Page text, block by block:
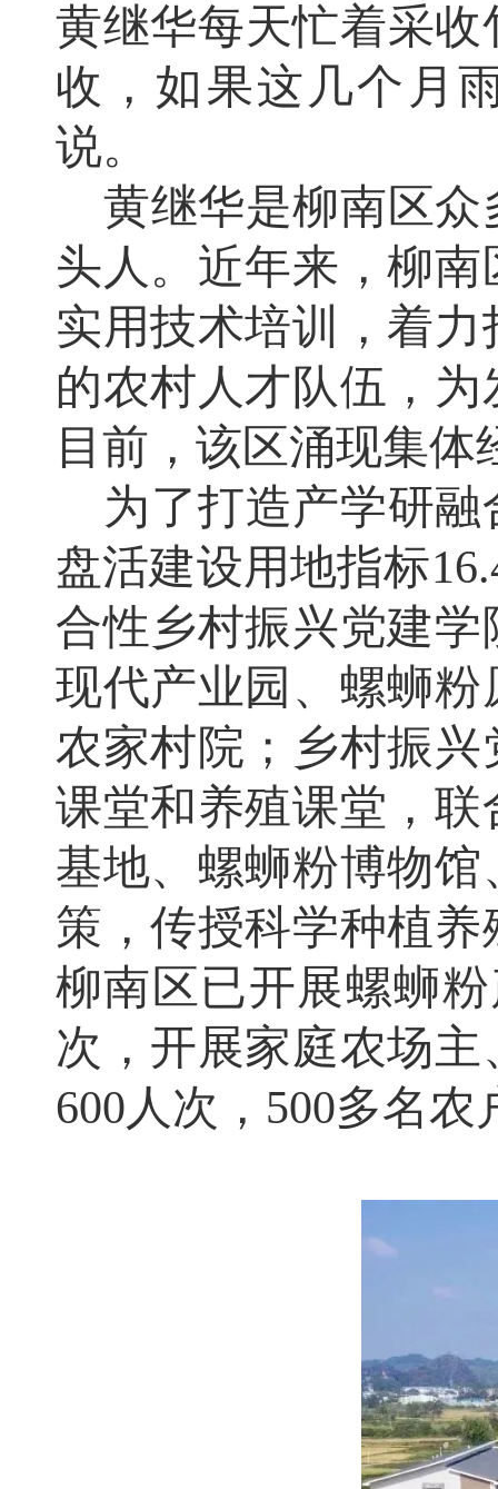
黄继华每天忙着采收
收，如果这几个月
说。
黄继华是柳南区
头人。近年来，柳
实用技术培训，着
的农村人才队伍，
目前，该区涌现集体
为了打造产学研
盘活建设用地指标
合性乡村振兴党建
现代产业园、螺蛳
农家村院；乡村振
课堂和养殖课堂，
基地、螺蛳粉博物
策，传授科学种植
柳南区已开展螺蛳
次，开展家庭农场
600人次，500多名